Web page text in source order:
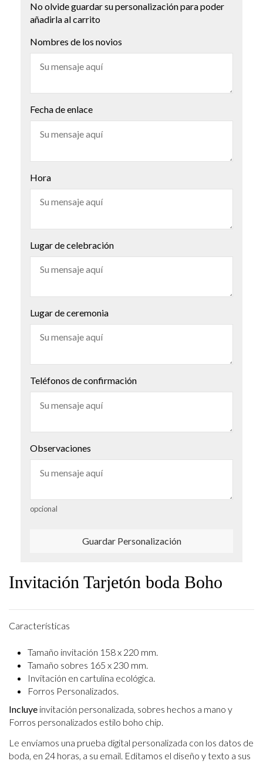
No olvide guardar su personalización para poder
añadirla al carrito
Nombres de los novios
Fecha de enlace
Hora
Lugar de celebración
Lugar de ceremonia
Teléfonos de confirmación
Observaciones
opcional
Guardar Personalización
Invitación Tarjetón boda Boho
Características
Tamaño invitación 158 x 220 mm.
Tamaño sobres 165 x 230 mm.
Invitación en cartulina ecológica.
Forros Personalizados.
Incluye invitación personalizada, sobres hechos a mano y
Forros personalizados estilo boho chip.
Le enviamos una prueba digital personalizada con los datos de
boda, en 24 horas, a su email. Editamos el diseño y texto a sus